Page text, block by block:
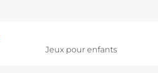
Jeux pour enfants